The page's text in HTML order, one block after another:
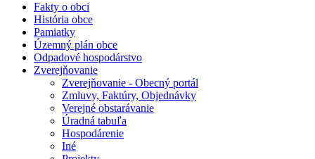
Fakty o obci
História obce
Pamiatky
Územný plán obce
Odpadové hospodárstvo
Zverejňovanie
Zverejňovanie - Obecný portál
Zmluvy, Faktúry, Objednávky
Verejné obstarávanie
Úradná tabuľa
Hospodárenie
Iné